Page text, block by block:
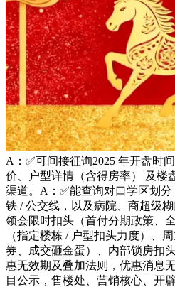
A：✅可间接征询2025 年开盘时
价、户型详情（含得房率） 及楼
渠道。A：✅能查询对口学区划
铁 / 公交线，以及病院、商超级
领会限时扣头（首付分期政策、
（指定楼栋 / 户型扣头力度）、
券、成交砸金蛋）、内部锁房扣
惠无效期及叠加法则，优惠消息
目公示，售楼处、营销核心、开